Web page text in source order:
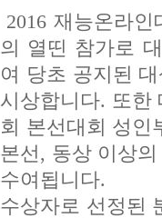
2016 재능온라
의 열띤 참가로
여 당초 공지된
시상합니다. 또한
회 본선대회 성인
본선, 동상 이상
수여됩니다.
수상자로 선정된